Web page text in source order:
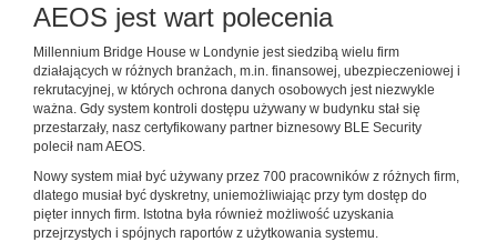
AEOS jest wart polecenia
Millennium Bridge House w Londynie jest siedzibą wielu firm
działających w różnych branżach, m.in. finansowej, ubezpieczeniowej i
rekrutacyjnej, w których ochrona danych osobowych jest niezwykle
ważna. Gdy system kontroli dostępu używany w budynku stał się
przestarzały, nasz certyfikowany partner biznesowy BLE Security
polecił nam AEOS.
Nowy system miał być używany przez 700 pracowników z różnych firm,
dlatego musiał być dyskretny, uniemożliwiając przy tym dostęp do
pięter innych firm. Istotna była również możliwość uzyskania
przejrzystych i spójnych raportów z użytkowania systemu.